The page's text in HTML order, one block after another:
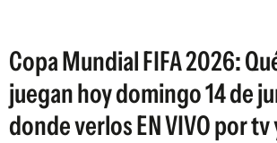
Copa Mundial FIFA 2026:
juegan hoy domingo 14 de
donde verlos EN VIVO por